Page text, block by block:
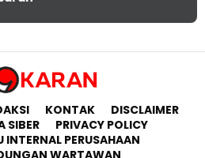
KONTAK
DISCLAIMER
SIBER
PRIVACY POLICY
INTERNAL PERUSAHAAN